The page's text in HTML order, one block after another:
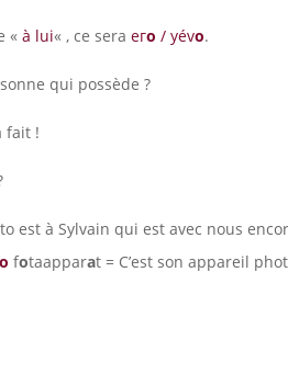
« à lui« , ce sera его / yévo.
qui possède ?
fait !
est à Sylvain qui est avec nous
o fotaapparat = C’est son appareil